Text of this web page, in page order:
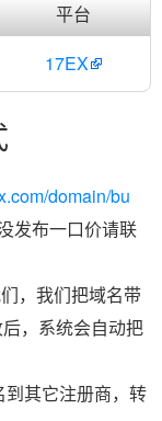
平台
17EX
domain/bu
没发布一口价请联
，我们把域名带
，系统会自动把
其它注册商，转